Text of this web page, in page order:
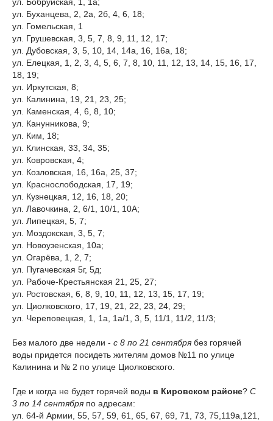
ул. Буханцева, 2, 2а, 2б, 4, 6, 18;
ул. Гомельская, 1
ул. Грушевская, 3, 5, 7, 8, 9, 11, 12, 17;
ул. Дубовская, 3, 5, 10, 14, 14а, 16, 16а, 18;
ул. Елецкая, 1, 2, 3, 4, 5, 6, 7, 8, 10, 11, 12, 13, 14, 15, 16, 17,
18, 19;
ул. Иркутская, 8;
ул. Калинина, 19, 21, 23, 25;
ул. Каменская, 4, 6, 8, 10;
ул. Канунникова, 9;
ул. Ким, 18;
ул. Клинская, 33, 34, 35;
ул. Ковровская, 4;
ул. Козловская, 16, 16а, 25, 37;
ул. Краснослободская, 17, 19;
ул. Кузнецкая, 12, 16, 18, 20;
ул. Лавочкина, 2, 6/1, 10/1, 10А;
ул. Липецкая, 5, 7;
ул. Моздокская, 3, 5, 7;
ул. Новоузенская, 10а;
ул. Огарёва, 1, 2, 7;
ул. Пугачевская 5г, 5д;
ул. Рабоче-Крестьянская 21, 25, 27;
ул. Ростовская, 6, 8, 9, 10, 11, 12, 13, 15, 17, 19;
ул. Циолковского, 17, 19, 21, 22, 23, 24, 29;
ул. Череповецкая, 1, 1а, 1а/1, 3, 5, 11/1, 11/2, 11/3;
Без малого две недели - с 8 по 21 сентября без горячей
воды придется посидеть жителям домов №11 по улице
Калинина и № 2 по улице Циолковского.
Где и когда не будет горячей воды в Кировском районе? С
3 по 14 сентября по адресам:
ул. 64-й Армии, 55, 57, 59, 61, 65, 67, 69, 71, 73, 75,119а,121,